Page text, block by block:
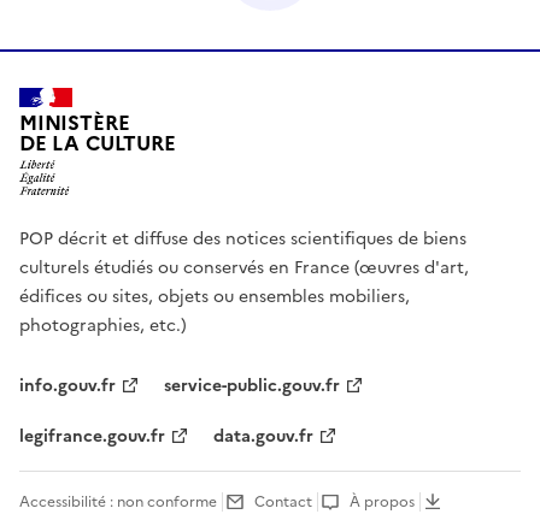
MINISTÈRE
DE LA CULTURE
POP décrit et diffuse des notices scientifiques de biens
culturels étudiés ou conservés en France (œuvres d'art,
édifices ou sites, objets ou ensembles mobiliers,
photographies, etc.)
info.gouv.fr
service-public.gouv.fr
legifrance.gouv.fr
data.gouv.fr
Accessibilité : non conforme Contact À propos